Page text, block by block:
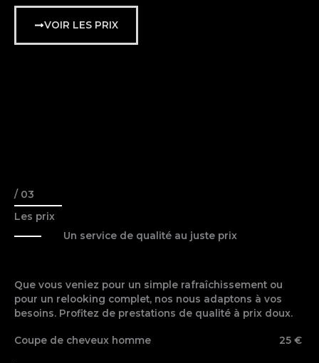
VOIR LES PRIX
/ 03
Les prix
Un service de qualité au juste prix
Que vous veniez pour un simple rafraîchissement ou
pour un relooking complet, nos nous adaptons à vos
besoins. Profitez de prestations de qualité à prix doux.
Coupe de cheveux homme 25 €